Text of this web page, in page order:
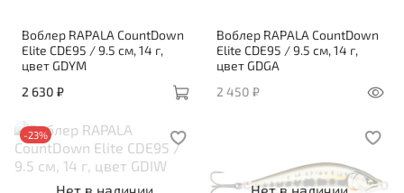
Воблер RAPALA CountDown
Elite CDE95 / 9.5 см, 14 г,
цвет GDYM
2 630 ₽
Воблер RAPALA CountDown
Elite CDE95 / 9.5 см, 14 г,
цвет GDGA
2 450 ₽
-23%